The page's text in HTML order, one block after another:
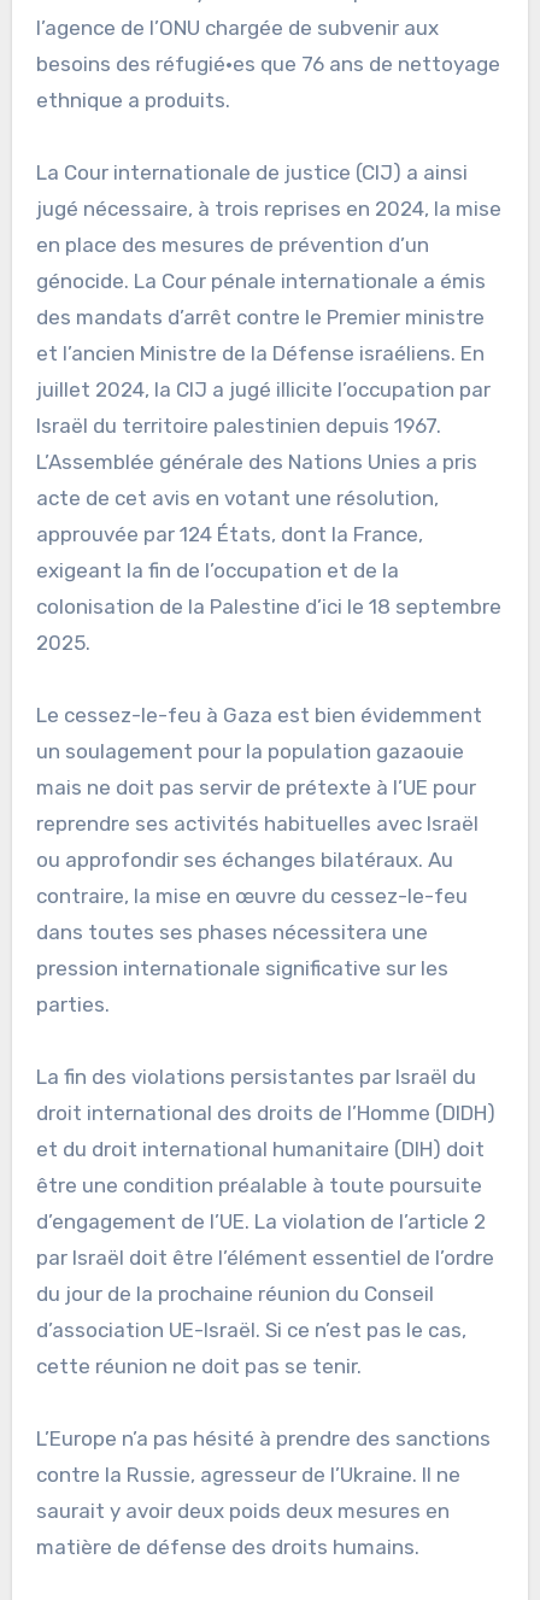
l’agence de l’ONU chargée de subvenir aux
besoins des réfugié·es que 76 ans de nettoyage
ethnique a produits.
La Cour internationale de justice (CIJ) a ainsi
jugé nécessaire, à trois reprises en 2024, la mise
en place des mesures de prévention d’un
génocide. La Cour pénale internationale a émis
des mandats d’arrêt contre le Premier ministre
et l’ancien Ministre de la Défense israéliens. En
juillet 2024, la CIJ a jugé illicite l’occupation par
Israël du territoire palestinien depuis 1967.
L’Assemblée générale des Nations Unies a pris
acte de cet avis en votant une résolution,
approuvée par 124 États, dont la France,
exigeant la fin de l’occupation et de la
colonisation de la Palestine d’ici le 18 septembre
2025.
Le cessez-le-feu à Gaza est bien évidemment
un soulagement pour la population gazaouie
mais ne doit pas servir de prétexte à l’UE pour
reprendre ses activités habituelles avec Israël
ou approfondir ses échanges bilatéraux. Au
contraire, la mise en œuvre du cessez-le-feu
dans toutes ses phases nécessitera une
pression internationale significative sur les
parties.
La fin des violations persistantes par Israël du
droit international des droits de l’Homme (DIDH)
et du droit international humanitaire (DIH) doit
être une condition préalable à toute poursuite
d’engagement de l’UE. La violation de l’article 2
par Israël doit être l’élément essentiel de l’ordre
du jour de la prochaine réunion du Conseil
d’association UE-Israël. Si ce n’est pas le cas,
cette réunion ne doit pas se tenir.
L’Europe n’a pas hésité à prendre des sanctions
contre la Russie, agresseur de l’Ukraine. Il ne
saurait y avoir deux poids deux mesures en
matière de défense des droits humains.